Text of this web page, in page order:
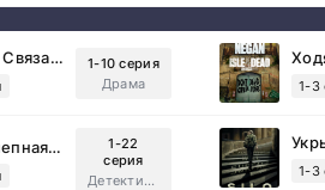
Между / Связанные судьбой (2025)
1-10 серия
Драма
1-3
Великолепная Пятерка (2019)
1-22
серия
Детектив, Русский
1-3